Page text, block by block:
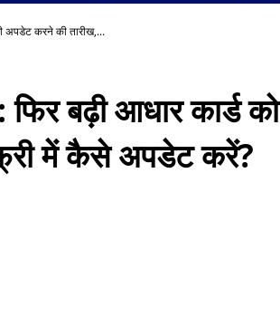
अपडेट करने की तारीख,...
बढ़ी आधार कार्ड को
में कैसे अपडेट करें?